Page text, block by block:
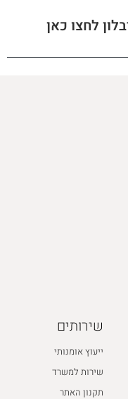
לחצו כאן
שירותים
ייעוץ אומנותי
שירות למשרד
תקנון האתר